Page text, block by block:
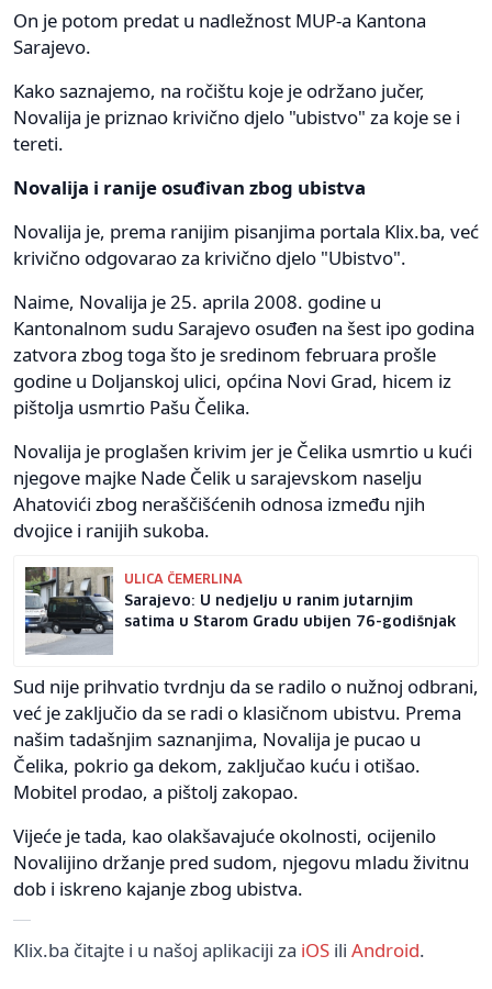
On je potom predat u nadležnost MUP-a Kantona
Sarajevo.
Kako saznajemo, na ročištu koje je održano jučer,
Novalija je priznao krivično djelo "ubistvo" za koje se i
tereti.
Novalija i ranije osuđivan zbog ubistva
Novalija je, prema ranijim pisanjima portala Klix.ba, već
krivično odgovarao za krivično djelo "Ubistvo".
Naime, Novalija je 25. aprila 2008. godine u
Kantonalnom sudu Sarajevo osuđen na šest ipo godina
zatvora zbog toga što je sredinom februara prošle
godine u Doljanskoj ulici, općina Novi Grad, hicem iz
pištolja usmrtio Pašu Čelika.
Novalija je proglašen krivim jer je Čelika usmrtio u kući
njegove majke Nade Čelik u sarajevskom naselju
Ahatovići zbog neraščišćenih odnosa između njih
dvojice i ranijih sukoba.
ULICA ČEMERLINA
Sarajevo: U nedjelju u ranim jutarnjim
satima u Starom Gradu ubijen 76-godišnjak
Sud nije prihvatio tvrdnju da se radilo o nužnoj odbrani,
već je zaključio da se radi o klasičnom ubistvu. Prema
našim tadašnjim saznanjima, Novalija je pucao u
Čelika, pokrio ga dekom, zaključao kuću i otišao.
Mobitel prodao, a pištolj zakopao.
Vijeće je tada, kao olakšavajuće okolnosti, ocijenilo
Novalijino držanje pred sudom, njegovu mladu živitnu
dob i iskreno kajanje zbog ubistva.
Klix.ba čitajte i u našoj aplikaciji za iOS ili Android.